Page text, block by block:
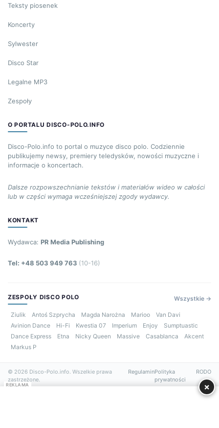
Teksty piosenek
Koncerty
Sylwester
Disco Star
Legalne MP3
Zespoły
O PORTALU DISCO-POLO.INFO
Disco-Polo.info to portal o muzyce disco polo. Codziennie
publikujemy newsy, premiery teledysków, nowości muzyczne i
informacje o koncertach.
Dalsze rozpowszechnianie tekstów i materiałów wideo w całości
lub w części wymaga wcześniejszej zgody wydawcy.
KONTAKT
Wydawca: PR Media Publishing
Tel: +48 503 949 763 (10-16)
ZESPOŁY DISCO POLO Wszystkie →
Ziulik Antoś Szprycha Magda Narożna Marioo
Van Davi
Avinion Dance
Hi-Fi Kwestia 07 Imperium Enjoy
Sumptuastic
Dance Express
Etna Nicky Queen Massive Casablanca
Akcent
Markus P
© 2026 Disco-Polo.info. Wszelkie prawa
zastrzeżone.
RegulaminPolityka
prywatności
RODO
REKLAMA ×